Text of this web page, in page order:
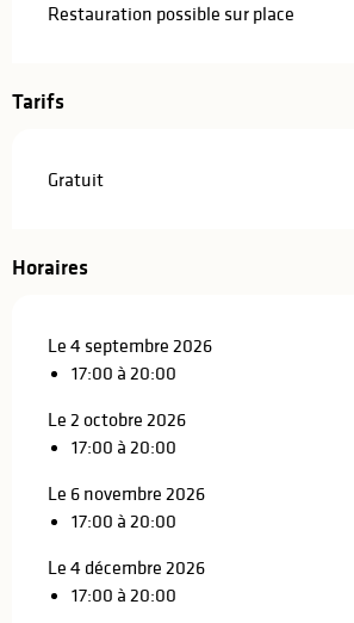
Restauration possible sur place
Tarifs
Gratuit
Horaires
Le 4 septembre 2026
17:00 à 20:00
Le 2 octobre 2026
17:00 à 20:00
Le 6 novembre 2026
17:00 à 20:00
Le 4 décembre 2026
17:00 à 20:00